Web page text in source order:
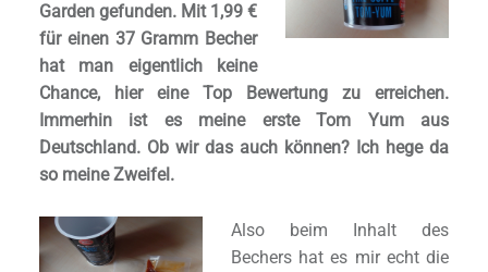
Garden gefunden. Mit 1,99 €
für einen 37 Gramm Becher
hat man eigentlich keine
Chance, hier eine Top Bewertung zu erreichen.
Immerhin ist es meine erste Tom Yum aus
Deutschland. Ob wir das auch können? Ich hege da
so meine Zweifel.
Also beim Inhalt des
Bechers hat es mir echt die